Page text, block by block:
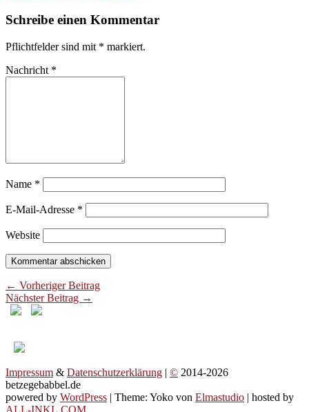
Schreibe einen Kommentar
Pflichtfelder sind mit * markiert.
Nachricht *
Name *
E-Mail-Adresse *
Website
← Vorheriger Beitrag
Nächster Beitrag →
Impressum & Datenschutzerklärung | © 2014-2026
betzegebabbel.de
powered by WordPress | Theme: Yoko von Elmastudio | hosted by